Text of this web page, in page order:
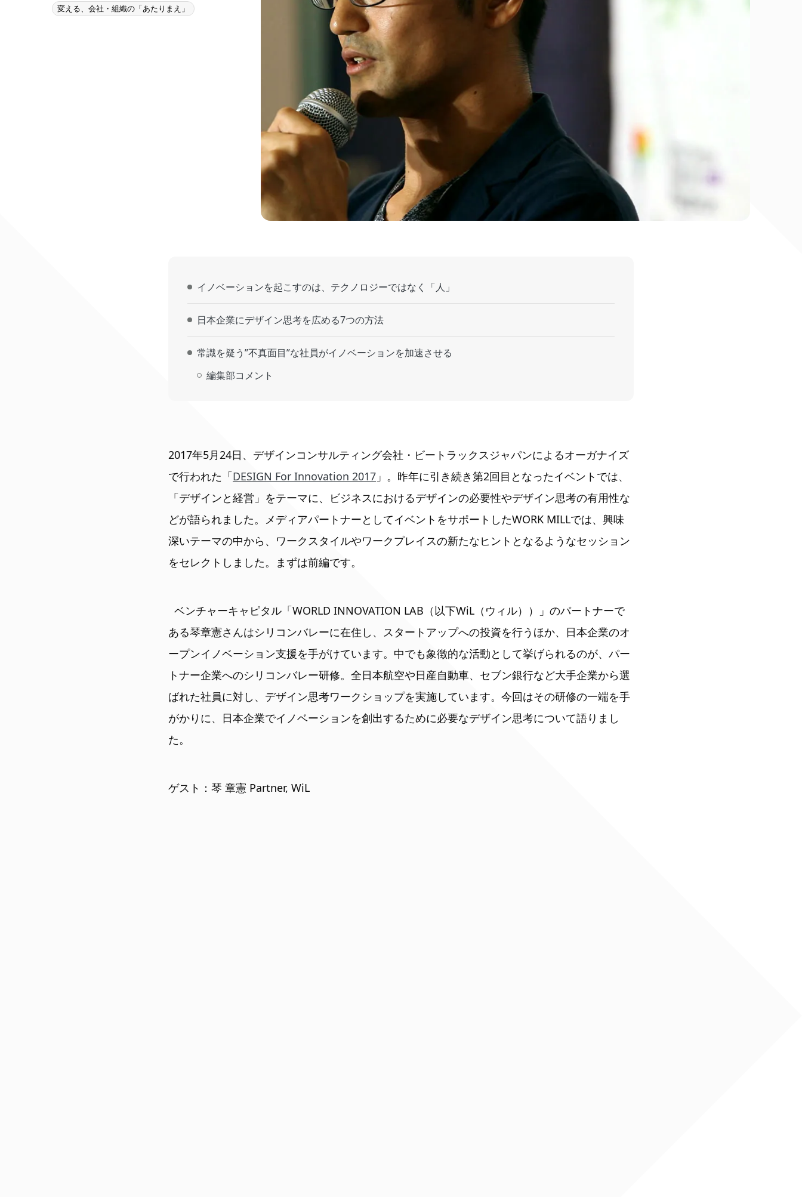
変える、会社・組織の「あたりまえ」
イノベーションを起こすのは、テクノロジーではなく「人」
日本企業にデザイン思考を広める7つの方法
常識を疑う”不真面目”な社員がイノベーションを加速させる
編集部コメント
2017年5月24日、デザインコンサルティング会社・ビートラックスジャパンによるオーガナイズ
で行われた「DESIGN For Innovation 2017 」。昨年に引き続き第2回目となったイベントでは、
「デザインと経営」をテーマに、ビジネスにおけるデザインの必要性やデザイン思考の有用性な
どが語られました。メディアパートナーとしてイベントをサポートしたWORK MILLでは、興味
深いテーマの中から、ワークスタイルやワークプレイスの新たなヒントとなるようなセッション
をセレクトしました。まずは前編です。
ベンチャーキャピタル「WORLD INNOVATION LAB（以下WiL（ウィル））」のパートナーで
ある琴章憲さんはシリコンバレーに在住し、スタートアップへの投資を行うほか、日本企業のオ
ープンイノベーション支援を手がけています。中でも象徴的な活動として挙げられるのが、パー
トナー企業へのシリコンバレー研修。全日本航空や日産自動車、セブン銀行など大手企業から選
ばれた社員に対し、デザイン思考ワークショップを実施しています。今回はその研修の一端を手
がかりに、日本企業でイノベーションを創出するために必要なデザイン思考について語りまし
た。
ゲスト：琴 章憲 Partner, WiL